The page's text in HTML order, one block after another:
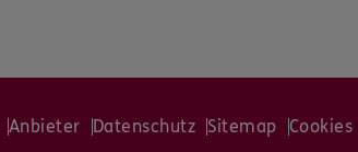
Anbieter Datenschutz Sitemap Cookies